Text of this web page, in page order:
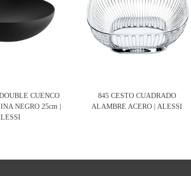
CUENCO
NEGRO 25cm |
845 CESTO CUADRADO
ALAMBRE ACERO | ALESSI